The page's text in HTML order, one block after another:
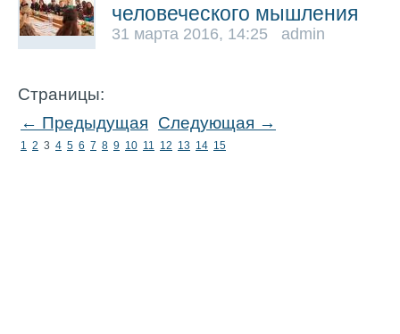
человеческого мышления
31 марта 2016, 14:25 admin
Страницы:
← Предыдущая Следующая →
1 2 3 4 5 6 7 8 9 10 11 12 13 14 15